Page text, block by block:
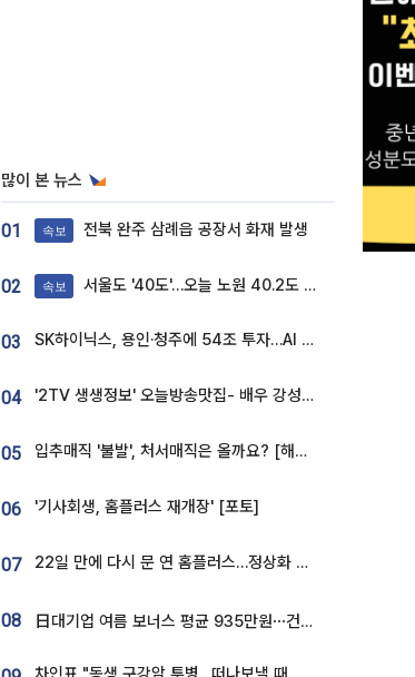
많이 본 뉴스
01 속보 전북 완주 삼례읍 공장서 화재 발생
02 속보 서울도 '40도'…오늘 노원 40.2도 기록
03 SK하이닉스, 용인·청주에 54조 투자…AI 메모리 생산기지 키운다
04 '2TV 생생정보' 오늘방송맛집- 배우 강성진 단골! 쌀국수ㆍ푸팟퐁 커리 맛집 '블○○○'
05 입추매직 '불발', 처서매직은 올까요? [해시태그]
06 '기사회생, 홈플러스 재개장' [포토]
07 22일 만에 다시 문 연 홈플러스…정상화 바쁜데 재고 없어 ‘발동동’[가보니]
08 日대기업 여름 보너스 평균 935만원⋯건설회사 1800만 넘어